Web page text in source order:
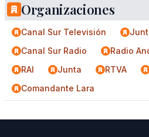
Organizaciones
Canal Sur Televisión
Canal Sur Radio
Radio
RAI
Junta RTVA
Comandante Lara